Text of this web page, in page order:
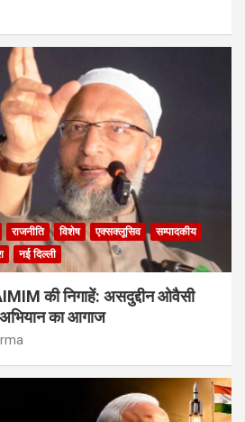
राजनीति विशेष एक्सक्लूसिव
सम्पादकीय
नई दिल्ली
की निगाहें: असदुद्दीन ओवैसी
का आगाज